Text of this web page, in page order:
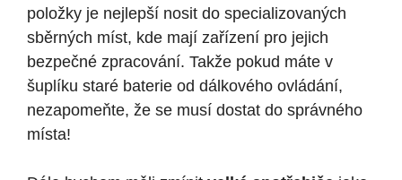
položky je nejlepší nosit do specializovaných
sběrných míst, kde mají zařízení pro jejich
bezpečné zpracování. Takže pokud máte v
šuplíku staré baterie od dálkového ovládání,
nezapomeňte, že se musí dostat do správného
místa!